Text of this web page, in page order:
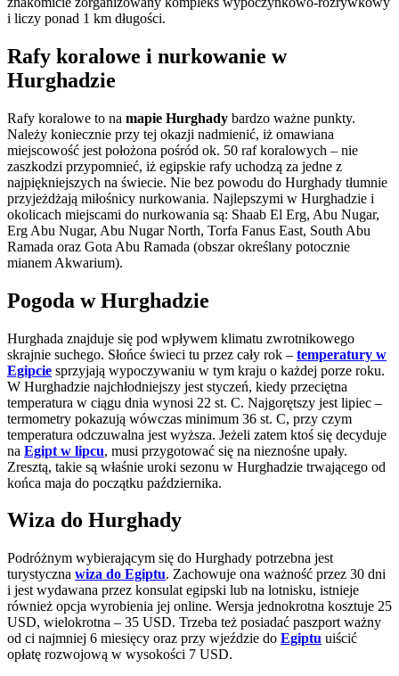
i liczy ponad 1 km długości.
Rafy koralowe i nurkowanie w
Hurghadzie
Rafy koralowe to na mapie Hurghady bardzo ważne punkty.
Należy koniecznie przy tej okazji nadmienić, iż omawiana
miejscowość jest położona pośród ok. 50 raf koralowych – nie
zaszkodzi przypomnieć, iż egipskie rafy uchodzą za jedne z
najpiękniejszych na świecie. Nie bez powodu do Hurghady tłumnie
przyjeżdżają miłośnicy nurkowania. Najlepszymi w Hurghadzie i
okolicach miejscami do nurkowania są: Shaab El Erg, Abu Nugar,
Erg Abu Nugar, Abu Nugar North, Torfa Fanus East, South Abu
Ramada oraz Gota Abu Ramada (obszar określany potocznie
mianem Akwarium).
Pogoda w Hurghadzie
Hurghada znajduje się pod wpływem klimatu zwrotnikowego
skrajnie suchego. Słońce świeci tu przez cały rok – temperatury w
Egipcie sprzyjają wypoczywaniu w tym kraju o każdej porze roku.
W Hurghadzie najchłodniejszy jest styczeń, kiedy przeciętna
temperatura w ciągu dnia wynosi 22 st. C. Najgorętszy jest lipiec –
termometry pokazują wówczas minimum 36 st. C, przy czym
temperatura odczuwalna jest wyższa. Jeżeli zatem ktoś się decyduje
na Egipt w lipcu, musi przygotować się na nieznośne upały.
Zresztą, takie są właśnie uroki sezonu w Hurghadzie trwającego od
końca maja do początku października.
Wiza do Hurghady
Podróżnym wybierającym się do Hurghady potrzebna jest
turystyczna wiza do Egiptu. Zachowuje ona ważność przez 30 dni
i jest wydawana przez konsulat egipski lub na lotnisku, istnieje
również opcja wyrobienia jej online. Wersja jednokrotna kosztuje 25
USD, wielokrotna – 35 USD. Trzeba też posiadać paszport ważny
od ci najmniej 6 miesięcy oraz przy wjeździe do Egiptu uiścić
opłatę rozwojową w wysokości 7 USD.